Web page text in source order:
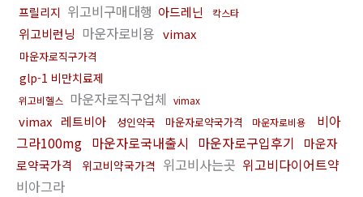
프릴리지 위고비구매대행 아드레닌 칵스타
위고비런닝 마운자로비용 vimax
마운자로직구가격
glp-1 비만치료제
위고비헬스 마운자로직구업체 vimax
vimax 레트비아 성인약국 마운자로약국가격 마운자로비용
비아
그라100mg 마운자로국내출시 마운자로구입후기
마운자
로약국가격
위고비약국가격 위고비사는곳 위고비다이어트약
비아그라